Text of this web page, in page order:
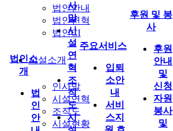
법인안내
법인연혁
법인CI
시설소개
인사말
시설연혁
조직도
시설현황
법인소
개
법
인
안
사
말
시
설
연
혁
조
직
도
시
주요서비스
입퇴
소안
내
서비
스지
후원 및 봉
사
후원
안내
및
신청
자원
봉사
및